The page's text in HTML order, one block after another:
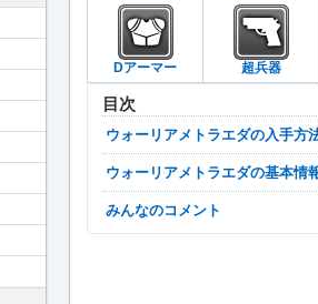
Dアーマー 超兵器
目次
ウォーリアメトラエダの入手方
ウォーリアメトラエダの基本情
みんなのコメント